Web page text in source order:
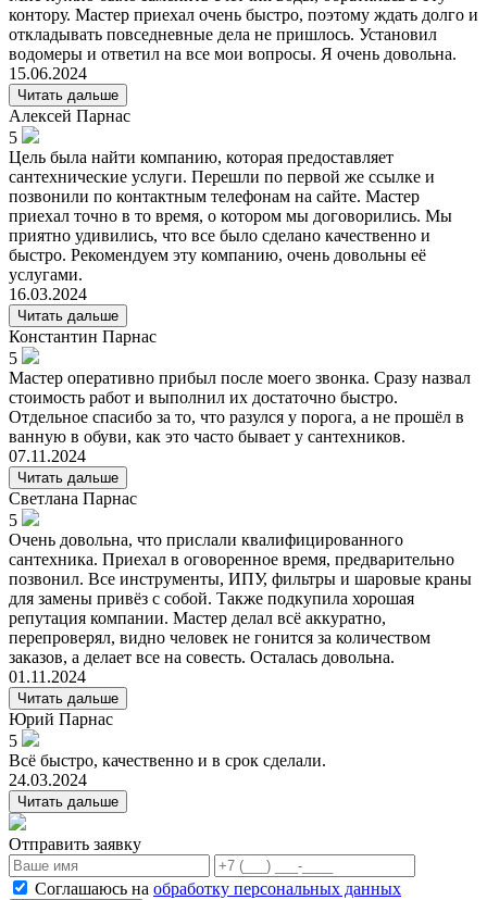
контору. Мастер приехал очень быстро, поэтому ждать долго и
откладывать повседневные дела не пришлось. Установил
водомеры и ответил на все мои вопросы. Я очень довольна.
15.06.2024
Читать дальше
Алексей Парнас
5
Цель была найти компанию, которая предоставляет
сантехнические услуги. Перешли по первой же ссылке и
позвонили по контактным телефонам на сайте. Мастер
приехал точно в то время, о котором мы договорились. Мы
приятно удивились, что все было сделано качественно и
быстро. Рекомендуем эту компанию, очень довольны её
услугами.
16.03.2024
Читать дальше
Константин Парнас
5
Мастер оперативно прибыл после моего звонка. Сразу назвал
стоимость работ и выполнил их достаточно быстро.
Отдельное спасибо за то, что разулся у порога, а не прошёл в
ванную в обуви, как это часто бывает у сантехников.
07.11.2024
Читать дальше
Светлана Парнас
5
Очень довольна, что прислали квалифицированного
сантехника. Приехал в оговоренное время, предварительно
позвонил. Все инструменты, ИПУ, фильтры и шаровые краны
для замены привёз с собой. Также подкупила хорошая
репутация компании. Мастер делал всё аккуратно,
перепроверял, видно человек не гонится за количеством
заказов, а делает все на совесть. Осталась довольна.
01.11.2024
Читать дальше
Юрий Парнас
5
Всё быстро, качественно и в срок сделали.
24.03.2024
Читать дальше
Отправить заявку
Соглашаюсь на обработку персональных данных